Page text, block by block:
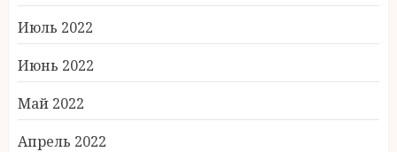
Июль 2022
Июнь 2022
Май 2022
Апрель 2022